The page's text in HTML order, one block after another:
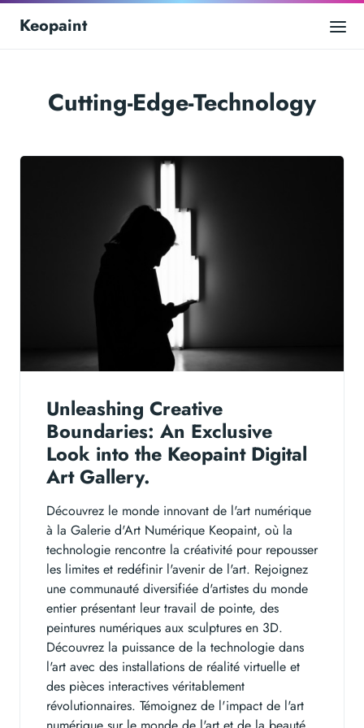
Keopaint
Cutting-Edge-Technology
Unleashing Creative
Boundaries: An Exclusive
Look into the Keopaint Digital
Art Gallery.
Découvrez le monde innovant de l'art numérique
à la Galerie d'Art Numérique Keopaint, où la
technologie rencontre la créativité pour repousser
les limites et redéfinir l'avenir de l'art. Rejoignez
une communauté diversifiée d'artistes du monde
entier présentant leur travail de pointe, des
peintures numériques aux sculptures en 3D.
Découvrez la puissance de la technologie dans
l'art avec des installations de réalité virtuelle et
des pièces interactives véritablement
révolutionnaires. Témoignez de l'impact de l'art